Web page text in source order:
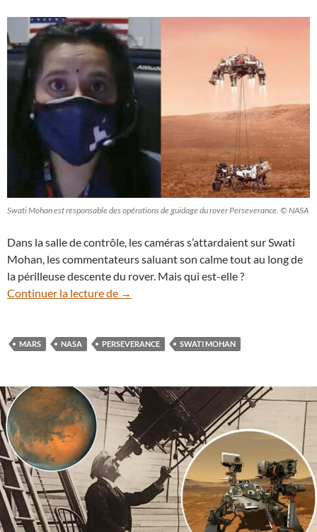
Swati Mohan est responsable des opérations de guidage du rover Perseverance. © NASA
Dans la salle de contrôle, les caméras s’attardaient sur Swati
Mohan, les commentateurs saluant son calme tout au long de
la périlleuse descente du rover. Mais qui est-elle ?
Continuer la lecture de
Swati Mohan, pilote de sondes
→
MARS NASA PERSEVERANCE SWATI MOHAN